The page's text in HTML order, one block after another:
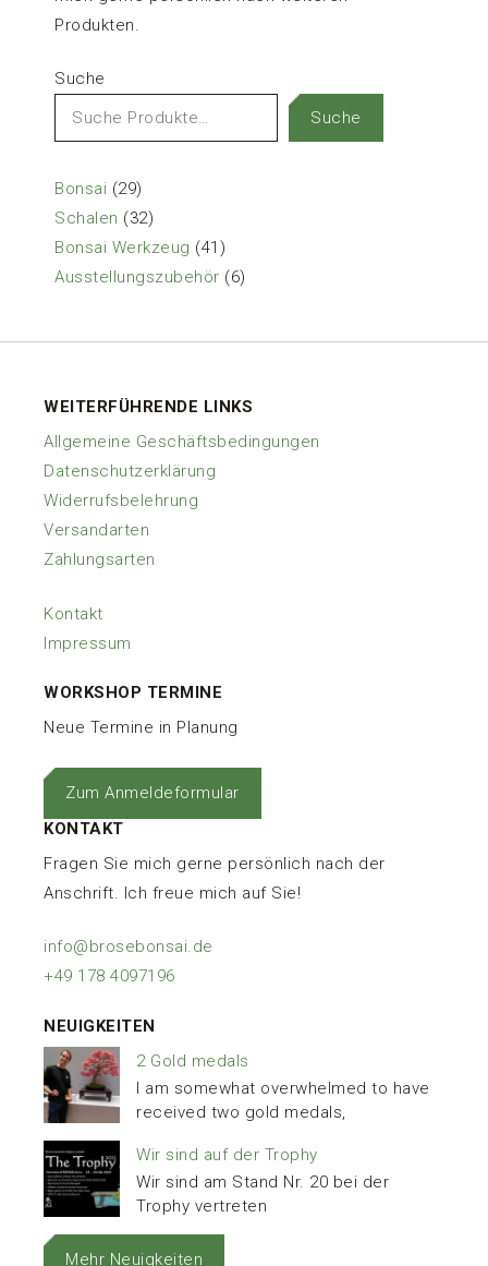
Produkten.
Suche
Suche
Bonsai 2929
Produkte
Schalen 3232
Produkte
Bonsai Werkzeug 41 41
Produkte
Ausstellungszubehör 66
WEITERFÜHRENDE LINKS
Allgemeine Geschäftsbedingungen
Datenschutzerklärung
Widerrufsbelehrung
Versandarten
Zahlungsarten
Kontakt
Impressum
WORKSHOP TERMINE
Neue Termine in Planung
Zum Anmeldeformular
KONTAKT
Fragen Sie mich gerne persönlich nach der
Anschrift. Ich freue mich auf Sie!
info@brosebonsai.de
+49 178 4097196
NEUIGKEITEN
2 Gold medals
I am somewhat overwhelmed to have
received two gold medals,
Wir sind auf der Trophy
Wir sind am Stand Nr. 20 bei der
Trophy vertreten
Mehr Neuigkeiten